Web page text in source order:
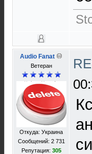
Audio Fanat
Ветеран
Откуда: Украина
Сообщений: 2 731
Репутация: 305